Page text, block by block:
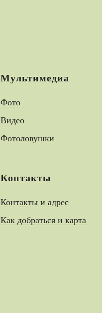
Мультимедиа
Фото
Видео
Фотоловушки
Контакты
Контакты и адрес
Как добраться и карта